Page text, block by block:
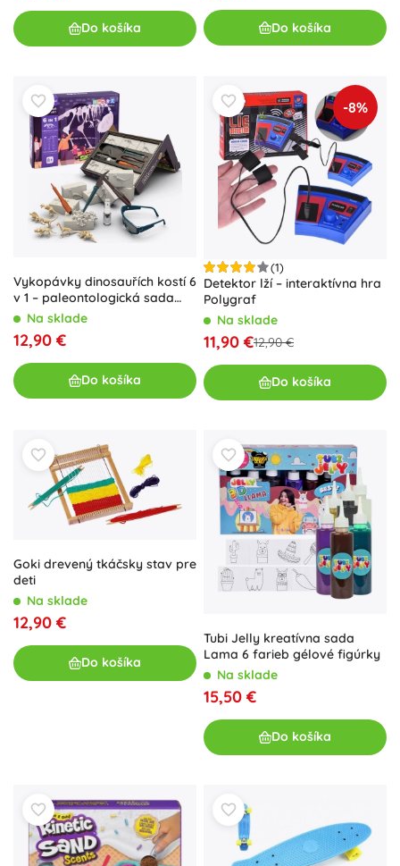
Do košíka Do košíka
Vykopávky dinosauřích kostí 6
v 1 – paleontologická sada
pre deti
Na sklade
12,90 €
Do košíka
-8%
(1)
Detektor lží – interaktívna hra
Polygraf
Na sklade
11,90 €12,90 €
Do košíka
Goki drevený tkáčsky stav pre
deti
Na sklade
12,90 €
Do košíka
Tubi Jelly kreatívna sada
Lama 6 farieb gélové figúrky
Na sklade
15,50 €
Do košíka